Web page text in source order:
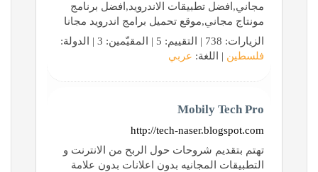
مجاني,افضل تطبيقات الاندرويد,افضل برنامج
مونتاج مجاني,موقع تحميل برامج اندرويد مجانا
الزيارات: 738 | التقييم: 5 | المقيّمين: 3 | الدولة:
فلسطين | اللغة: عربي
Mobily Tech Pro
http://tech-naser.blogspot.com
تهتم بتقديم شروحات حول الربح من الانترنت و
التطبيقات المجانيه بدون اعلانات بدون علامة